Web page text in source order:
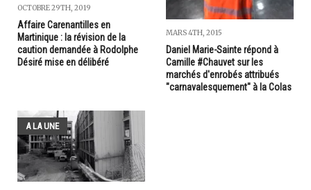
OCTOBRE 29TH, 2019
Affaire Carenantilles en
Martinique : la révision de la
caution demandée à Rodolphe
Désiré mise en délibéré
MARS 4TH, 2015
Daniel Marie-Sainte répond à
Camille #Chauvet sur les
marchés d'enrobés attribués
"carnavalesquement" à la Colas
A LA UNE